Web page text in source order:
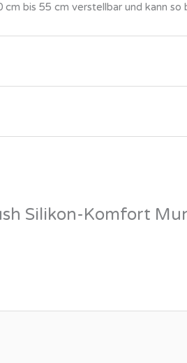
cm bis 55 cm verstellbar und kann
Silikon-Komfort